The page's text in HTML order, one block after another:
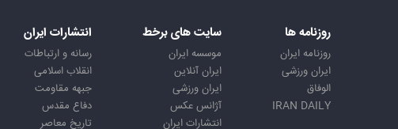
روزنامه ها
روزنامه ایران
ایران ورزشی
الوفاق
IRAN DAILY
سایت های برخط
موسسه ایران
ایران آنلاین
ایران ورزشی
آژانس عکس
انتشارات ایران
انتشارات ایران
رسانه و ارتباطات
انقلاب اسلامی
جبهه مقاومت
دفاع مقدس
تاریخ معاصر